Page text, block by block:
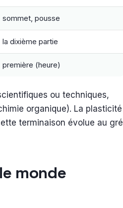
sommet, pousse
la dixième partie
première (heure)
ou techniques,
organique). La plasticité
terminaison évolue au gré
monde